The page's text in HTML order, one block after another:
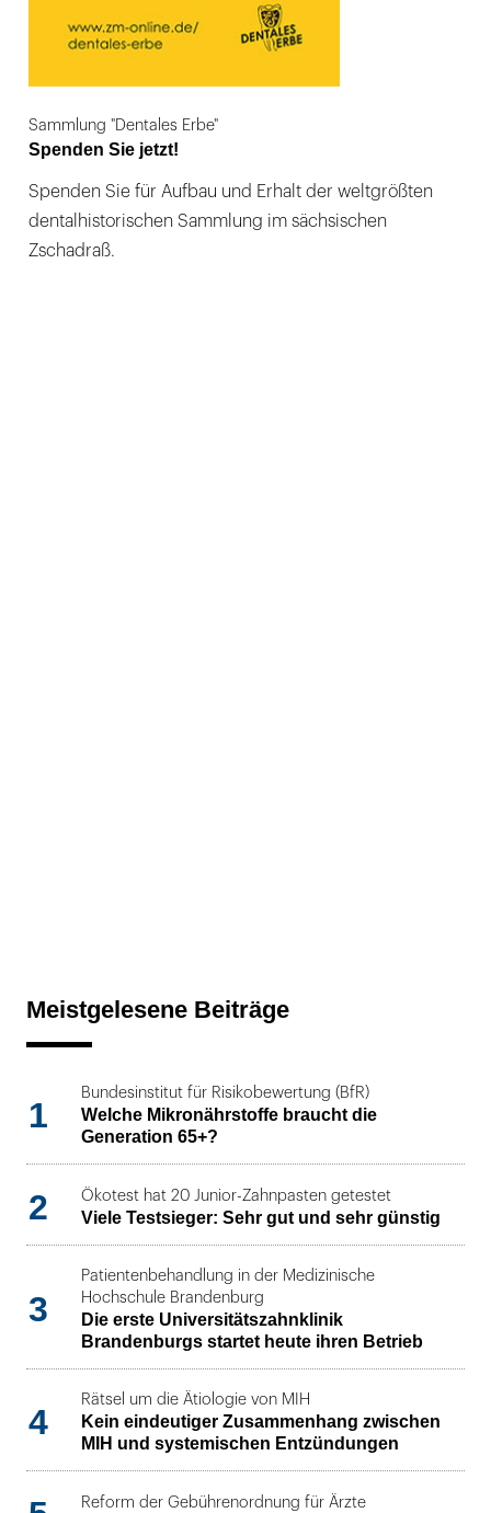
Sammlung "Dentales Erbe"
Spenden Sie jetzt!
Spenden Sie für Aufbau und Erhalt der weltgrößten
dentalhistorischen Sammlung im sächsischen
Zschadraß.
Meistgelesene Beiträge
1
Bundesinstitut für Risikobewertung (BfR)
Welche Mikronährstoffe braucht die
Generation 65+?
2 Ökotest hat 20 Junior-Zahnpasten getestet
Viele Testsieger: Sehr gut und sehr günstig
3
Patientenbehandlung in der Medizinische
Hochschule Brandenburg
Die erste Universitätszahnklinik
Brandenburgs startet heute ihren Betrieb
4
Rätsel um die Ätiologie von MIH
Kein eindeutiger Zusammenhang zwischen
MIH und systemischen Entzündungen
Reform der Gebührenordnung für Ärzte